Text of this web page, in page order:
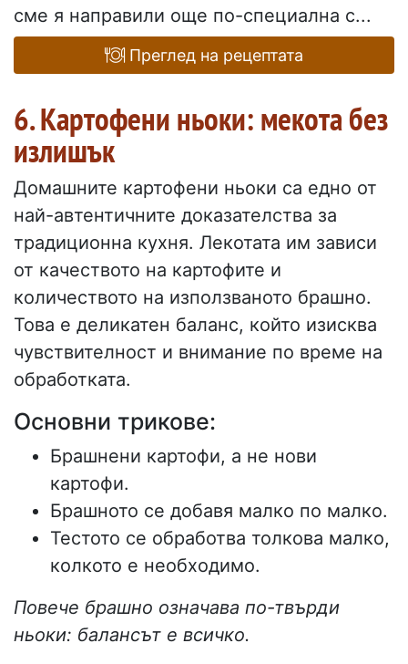
сме я направили още по-специална с...
Преглед на рецептата
6. Картофени ньоки: мекота без
излишък
Домашните картофени ньоки са едно от
най-автентичните доказателства за
традиционна кухня. Лекотата им зависи
от качеството на картофите и
количеството на използваното брашно.
Това е деликатен баланс, който изисква
чувствителност и внимание по време на
обработката.
Основни трикове:
Брашнени картофи, а не нови
картофи.
Брашното се добавя малко по малко.
Тестото се обработва толкова малко,
колкото е необходимо.
Повече брашно означава по-твърди
ньоки: балансът е всичко.